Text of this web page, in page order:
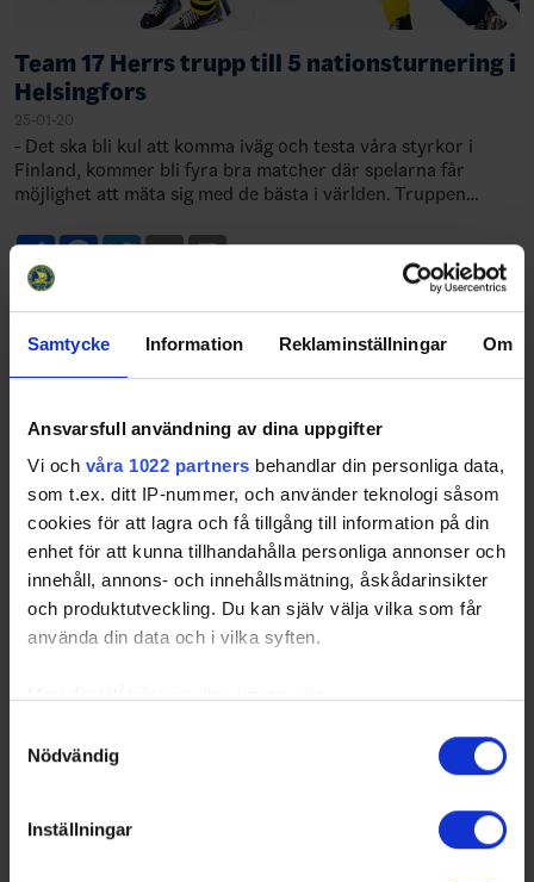
Samtycke Information Reklaminställningar Om
Ansvarsfull användning av dina uppgifter
Vi och våra 1022 partners behandlar din personliga data,
som t.ex. ditt IP-nummer, och använder teknologi såsom
cookies för att lagra och få tillgång till information på din
enhet för att kunna tillhandahålla personliga annonser och
innehåll, annons- och innehållsmätning, åskådarinsikter
och produktutveckling. Du kan själv välja vilka som får
använda din data och i vilka syften.
som kan ha en noggrannhet på upp till flera meter
Ta reda på mer om hur dina personliga uppgifter
Nödvändig
Inställningar
Team 17 Herrs trupp till 5 nationsturnering i
Helsingfors
25-01-20
- Det ska bli kul att komma iväg och testa våra styrkor i
Finland, kommer bli fyra bra matcher där spelarna får
möjlighet att mäta sig med de bästa i världen. Truppen
ShareFacebook
TwitterEmailPrint